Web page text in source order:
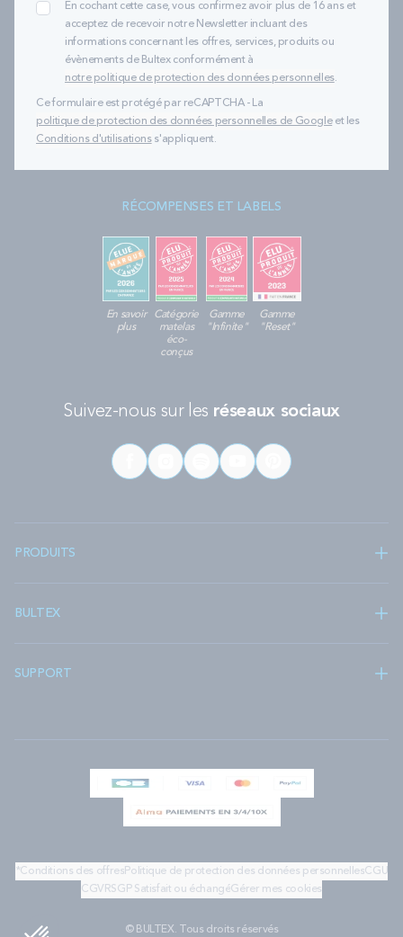
En cochant cette case, vous confirmez avoir plus de 16 ans et
acceptez de recevoir notre Newsletter incluant des
informations concernant les offres, services, produits ou
évènements de Bultex conformément à
notre politique de protection des données personnelles.
Ce formulaire est protégé par reCAPTCHA - La
politique de protection des données personnelles de Googleet les
Conditions d'utilisationss'appliquent.
RÉCOMPENSES ET LABELS
En savoir
plus
Catégorie
matelas
éco-
conçus
Gamme
"Infinite"
Gamme
"Reset"
Suivez-nous sur les réseaux sociaux
PRODUITS
BULTEX
SUPPORT
*Conditions des offresPolitique de protection des données personnellesCGU
CGV RSGP Satisfait ou échangéGérer mes cookies
© BULTEX. Tous droits réservés